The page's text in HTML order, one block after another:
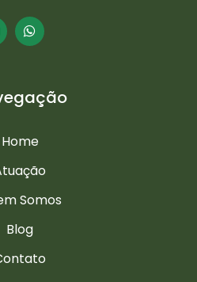
Home
Somos
Blog